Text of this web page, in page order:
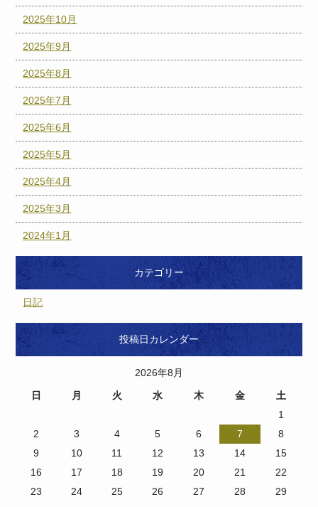
2025年10月
2025年9月
2025年8月
2025年7月
2025年6月
2025年5月
2025年4月
2025年3月
2024年1月
カテゴリー
日記
投稿日カレンダー
2026年8月
日
月 火 水 木 金
土
1
2
3 4 5 6 7
8
9
10 11 12 13 14
15
16
17 18 19 20 21
22
23
24 25 26 27 28
29